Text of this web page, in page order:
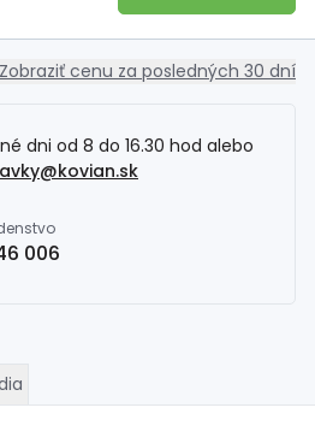
Zobraziť cenu za posledných 30 dní
dni od 8 do 16.30 hod alebo
006